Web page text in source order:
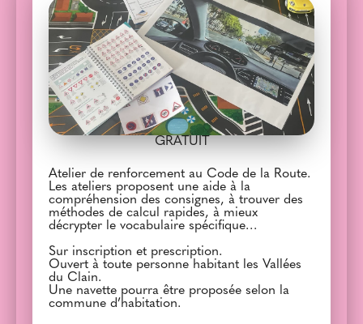
GRATUIT
Atelier de renforcement au Code de la Route.
Les ateliers proposent une aide à la
compréhension des consignes, à trouver des
méthodes de calcul rapides, à mieux
décrypter le vocabulaire spécifique…
Sur inscription et prescription.
Ouvert à toute personne habitant les Vallées
du Clain.
Une navette pourra être proposée selon la
commune d’habitation.